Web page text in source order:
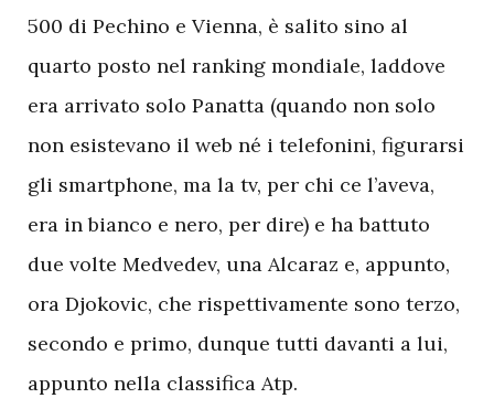
500 di Pechino e Vienna, è salito sino al
quarto posto nel ranking mondiale, laddove
era arrivato solo Panatta (quando non solo
non esistevano il web né i telefonini, figurarsi
gli smartphone, ma la tv, per chi ce l’aveva,
era in bianco e nero, per dire) e ha battuto
due volte Medvedev, una Alcaraz e, appunto,
ora Djokovic, che rispettivamente sono terzo,
secondo e primo, dunque tutti davanti a lui,
appunto nella classifica Atp.